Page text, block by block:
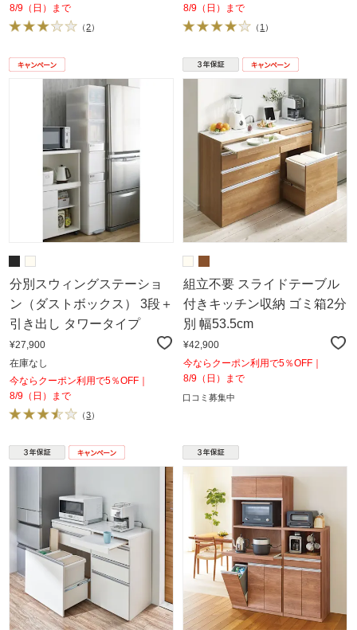
8/9（日）まで
（2）
8/9（日）まで
（ 1 ）
分別スウィングステーショ
ン（ダストボックス） 3段＋
引き出し タワータイプ
¥27,900
在庫なし
今ならクーポン利用で5％OFF｜
8/9（日）まで
（3）
組立不要 スライドテーブル
付きキッチン収納 ゴミ箱2分
別 幅53.5cm
¥42,900
今ならクーポン利用で5％OFF｜
8/9（日）まで
口コミ募集中